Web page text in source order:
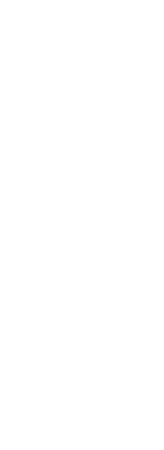
分を配合し、なめ
イクの落としやす
グ オイル
クレンジング オ
ロジーを採用し、
除去するクレンジ
カラやまつエクに